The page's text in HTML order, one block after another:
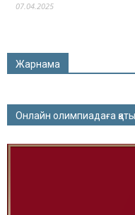
07.04.2025
Жарнама
Онлайн олимпиадаға